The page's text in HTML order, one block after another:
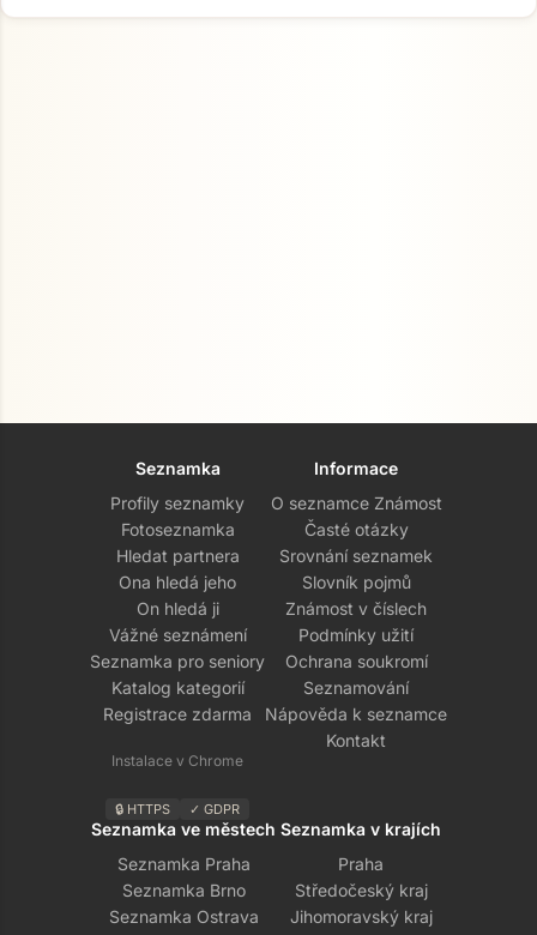
Seznamka
Profily seznamky
Fotoseznamka
Hledat partnera
Ona hledá jeho
On hledá ji
Vážné seznámení
Seznamka pro seniory
Katalog kategorií
Registrace zdarma
Instalace v Chrome
🔒 HTTPS ✓ GDPR
Informace
O seznamce Známost
Časté otázky
Srovnání seznamek
Slovník pojmů
Známost v číslech
Podmínky užití
Ochrana soukromí
Seznamování
Nápověda k seznamce
Kontakt
Seznamka ve městech
Seznamka Praha
Seznamka Brno
Seznamka Ostrava
Seznamka v krajích
Praha
Středočeský kraj
Jihomoravský kraj